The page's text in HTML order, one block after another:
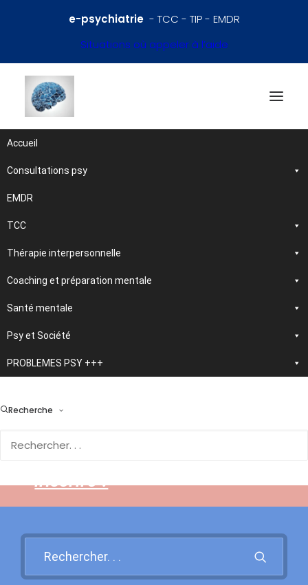
e-psychiatrie- TCC - TIP - EMDR
Situations où appeler à l’aide
Accueil
Consultations psy
EMDR
TCC
Thérapie interpersonnelle
Coaching et préparation mentale
Santé mentale
Psy et Société
PROBLEMES PSY +++
Recherche
et santé mentale
Traitements et
psychothérapies
nouvelle application
Rendez-vous sur cette page
inscrire !